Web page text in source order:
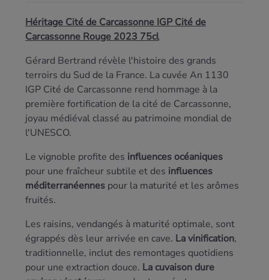
Héritage Cité de Carcassonne IGP Cité de
Carcassonne Rouge 2023 75cl
Gérard Bertrand révèle l'histoire des grands
terroirs du Sud de la France. La cuvée An 1130
IGP Cité de Carcassonne rend hommage à la
première fortification de la cité de Carcassonne,
joyau médiéval classé au patrimoine mondial de
l'UNESCO.
Le vignoble profite des influences océaniques
pour une fraîcheur subtile et des influences
méditerranéennes pour la maturité et les arômes
fruités.
Les raisins, vendangés à maturité optimale, sont
égrappés dès leur arrivée en cave. La vinification,
traditionnelle, inclut des remontages quotidiens
pour une extraction douce. La cuvaison dure